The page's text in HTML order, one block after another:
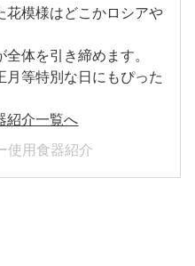
年1月
年12月
年9月
年6月
花模様はどこかロシアや
体を引き締めます。
月等特別な日にもぴった
紹介一覧へ
使用食器紹介